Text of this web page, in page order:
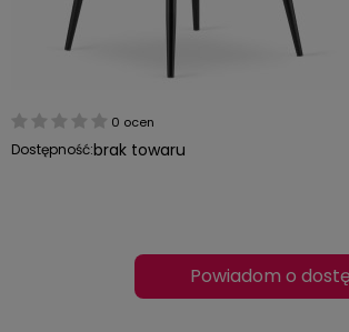
0 ocen
Dostępność:brak towaru
Powiadom o